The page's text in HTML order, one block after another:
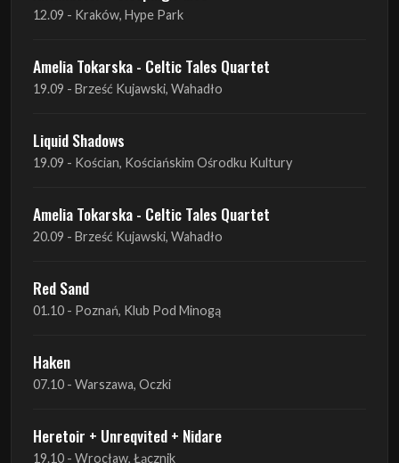
12.09 - Kraków, Hype Park
Amelia Tokarska - Celtic Tales Quartet
19.09 - Brześć Kujawski, Wahadło
Liquid Shadows
19.09 - Kościan, Kościańskim Ośrodku Kultury
Amelia Tokarska - Celtic Tales Quartet
20.09 - Brześć Kujawski, Wahadło
Red Sand
01.10 - Poznań, Klub Pod Minogą
Haken
07.10 - Warszawa, Oczki
Heretoir + Unreqvited + Nidare
19.10 - Wrocław, Łącznik